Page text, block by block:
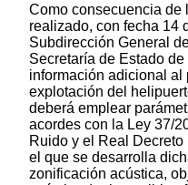
Como consecuencia de
realizado, con fecha 14
Subdirección General
Secretaría de Estado
información adicional al
explotación del
deberá emplear
acordes con la Ley 37/
Ruido y el Real
el que se desarrolla
zonificación acústica,